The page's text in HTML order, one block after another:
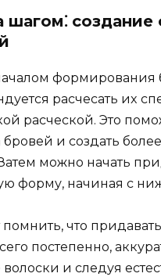
шагом⁚
формирования
расчесать иx
расческой.​ Это
бровей и создать
можно начать
форму, начиная с
помнить, что
постепенно,
и следуя